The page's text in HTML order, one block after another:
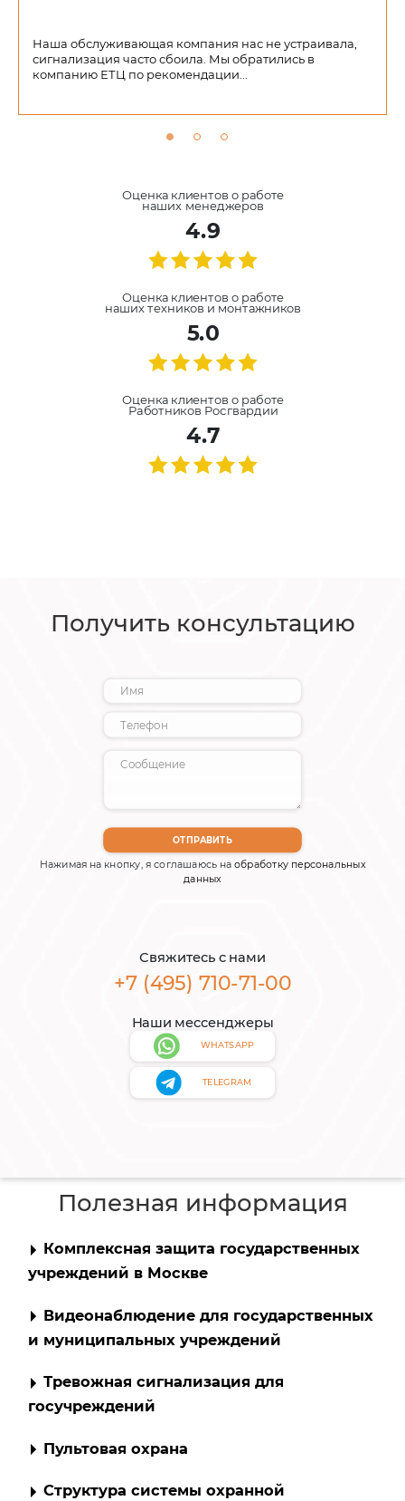
Наша обслуживающая компания нас не устраивала,
сигнализация часто сбоила. Мы обратились в
компанию ЕТЦ по рекомендации...
Оценка клиентов о работе
наших менеджеров
4.9
Оценка клиентов о работе
наших техников и монтажников
5.0
Оценка клиентов о работе
Работников Росгвардии
4.7
Получить консультацию
Нажимая на кнопку, я соглашаюсь наобработку персональных
данных
Свяжитесь с нами
+7 (495) 710-71-00
Наши мессенджеры
WHATSAPP
TELEGRAM
Полезная информация
Комплексная защита государственных
учреждений в Москве
Видеонаблюдение для государственных
и муниципальных учреждений
Тревожная сигнализация для
госучреждений
Пультовая охрана
Структура системы охранной